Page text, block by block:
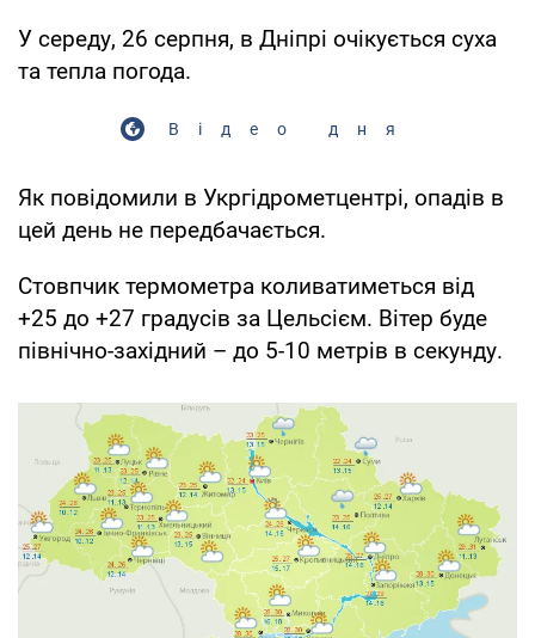
У середу, 26 серпня, в Дніпрі очікується суха
та тепла погода.
Відео дня
Як повідомили в Укргідрометцентрі, опадів в
цей день не передбачається.
Стовпчик термометра коливатиметься від
+25 до +27 градусів за Цельсієм. Вітер буде
північно-західний – до 5-10 метрів в секунду.